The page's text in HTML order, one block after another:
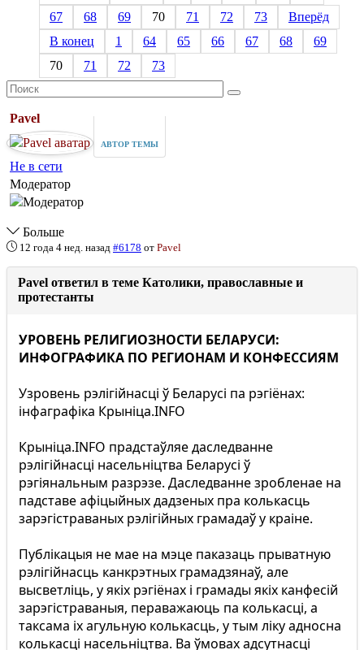
67
68 69 70 71 72 73
Вперёд
В конец
1 64 65 66 67 68
69
70
71 72 73
Pavel
АВТОР ТЕМЫ
Не в сети
Модератор
Больше
12 года 4 нед. назад #6178 от Pavel
Pavel ответил в теме Католики, православные и
протестанты
УРОВЕНЬ РЕЛИГИОЗНОСТИ БЕЛАРУСИ:
ИНФОГРАФИКА ПО РЕГИОНАМ И КОНФЕССИЯМ
Узровень рэлігійнасці ў Беларусі па рэгіёнах:
інфаграфіка Крыніца.INFO
Крыніца.INFO прадстаўляе даследванне
рэлігійнасці насельніцтва Беларусі ў
рэгіянальным разрэзе. Даследванне зробленае на
падставе афіцыйных дадзеных пра колькасць
зарэгістраваных рэлігійных грамадаў у краіне.
Публікацыя не мае на мэце паказаць прыватную
рэлігійнасць канкрэтных грамадзянаў, але
высветліць, у якіх рэгіёнах і грамады якіх канфесій
зарэгістраваныя, пераважаюць па колькасці, а
таксама іх агульную колькасць, у тым ліку адносна
колькасці насельніцтва. Ва ўмовах адсутнасці